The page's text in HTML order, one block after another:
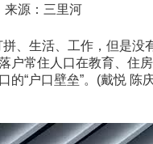
源：三里河
生活、工作，但是没
户常住人口在教育、住
的“户口壁垒”。(戴悦 陈